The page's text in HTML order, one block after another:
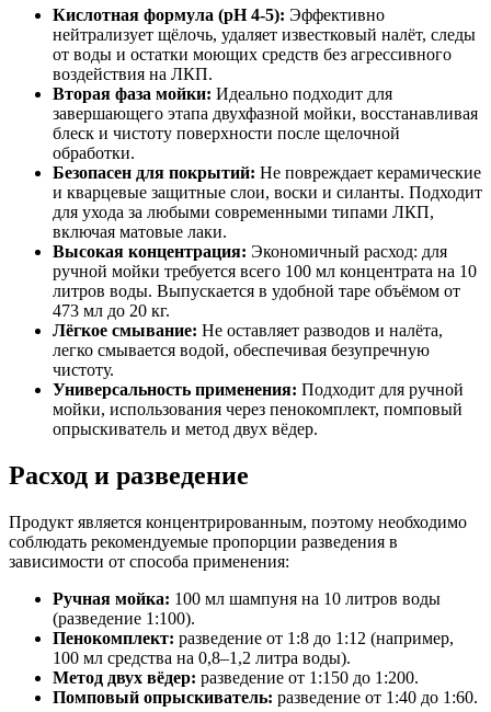
Кислотная формула (pH 4-5): Эффективно
нейтрализует щёлочь, удаляет известковый налёт, следы
от воды и остатки моющих средств без агрессивного
воздействия на ЛКП.
Вторая фаза мойки: Идеально подходит для
завершающего этапа двухфазной мойки, восстанавливая
блеск и чистоту поверхности после щелочной
обработки.
Безопасен для покрытий: Не повреждает керамические
и кварцевые защитные слои, воски и силанты. Подходит
для ухода за любыми современными типами ЛКП,
включая матовые лаки.
Высокая концентрация: Экономичный расход: для
ручной мойки требуется всего 100 мл концентрата на 10
литров воды. Выпускается в удобной таре объёмом от
473 мл до 20 кг.
Лёгкое смывание: Не оставляет разводов и налёта,
легко смывается водой, обеспечивая безупречную
чистоту.
Универсальность применения: Подходит для ручной
мойки, использования через пенокомплект, помповый
опрыскиватель и метод двух вёдер.
Расход и разведение
Продукт является концентрированным, поэтому необходимо
соблюдать рекомендуемые пропорции разведения в
зависимости от способа применения:
Ручная мойка: 100 мл шампуня на 10 литров воды
(разведение 1:100).
Пенокомплект: разведение от 1:8 до 1:12 (например,
100 мл средства на 0,8–1,2 литра воды).
Метод двух вёдер: разведение от 1:150 до 1:200.
Помповый опрыскиватель: разведение от 1:40 до 1:60.